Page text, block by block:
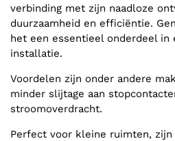
verbinding met zijn naadloze
duurzaamheid en efficiëntie.
het een essentieel onderdeel
installatie.
Voordelen zijn onder andere
minder slijtage aan
stroomoverdracht.
Perfect voor kleine ruimten,